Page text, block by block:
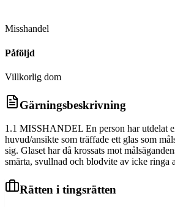
Misshandel
Påföljd
Villkorlig dom
Gärningsbeskrivning
1.1 MISSHANDEL En person har utdelat
huvud/ansikte som träffade ett glas som
sig. Glaset har då krossats mot
smärta, svullnad och blodvite av icke ringa
Rätten i tingsrätten